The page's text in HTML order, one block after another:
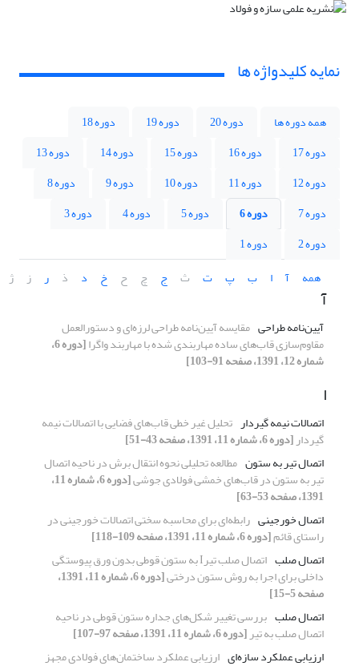
نمایه کلیدواژه ها
همه دوره ها دوره 20 دوره 19
دوره 18
دوره 17
دوره 16 دوره 15 دوره 14
دوره 13
دوره 12
دوره 11 دوره 10 دوره 9
دوره 8
دوره 7
دوره 6 دوره 5 دوره 4
دوره 3
دوره 2
دوره 1
همه
آ ا ب پ ت ث ج چ ح خ د ذ ر ز ژ
آ
آیین‌نامه طراحی مقایسه آیین‌نامه طراحی لرزه‌ای و دستورالعمل
مقاوم‌سازی قاب‌های ساده مهاربندی شده با مهاربند واگرا [دوره 6،
شماره 12، 1391، صفحه 91-103]
ا
اتصالات نیمه گیردار تحلیل غیر خطی قاب‌های فضایی با اتصالات نیمه
گیردار[دوره 6، شماره 11، 1391، صفحه 43-51]
اتصال تیر به ستون مطالعه تحلیلی نحوه انتقال برش در ناحیه اتصال
تیر به ستون در قاب‌های خمشی فولادی جوشی [دوره 6، شماره 11،
1391، صفحه 53-63]
اتصال خورجینی رابطه‌ای برای محاسبه سختی اتصالات خورجینی در
راستای قائم[دوره 6، شماره 11، 1391، صفحه 109-118]
اتصال صلب
اتصال صلب تیرI به ستون قوطی بدون ورق پیوستگی
داخلی برای اجرا به روش ستون درختی [دوره 6، شماره 11، 1391،
صفحه 5-15]
اتصال صلب بررسی تغییر شکل‌های جداره ستون قوطی در ناحیه
اتصال صلب به تیر[دوره 6، شماره 11، 1391، صفحه 97-107]
ارزیابی عملکرد سازه‌ای ارزیابی عملکرد ساختمان‌های فولادی مجهز